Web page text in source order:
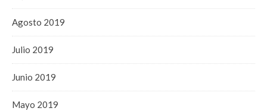
Agosto 2019
Julio 2019
Junio 2019
Mayo 2019